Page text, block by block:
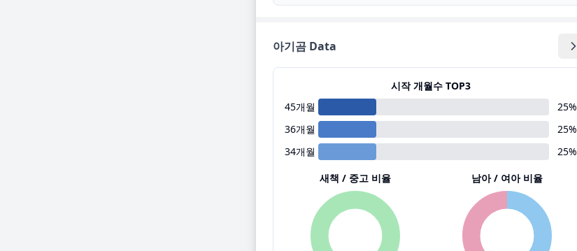
아기곰 Data
시작 개월수 TOP3
45개월 25%
36개월 25%
34개월 25%
새책 / 중고 비율
남아 / 여아 비율